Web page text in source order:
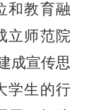
和教育融
立师范院
成宣传思
学生的行